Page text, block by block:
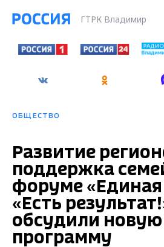
ГТРК Владимир
ОБЩЕСТВО
Развитие
поддержка
форуме
«Есть
обсудили
программу